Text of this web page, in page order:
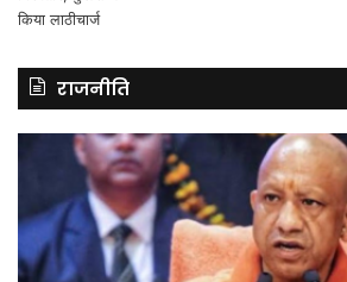
राजनीति